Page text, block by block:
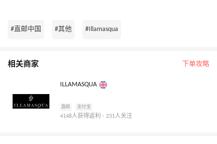
#直邮中国 #其他 #Illamasqua
相关商家 下单攻略
ILLAMASQUA
直邮 支付宝
4148人获得返利 · 231人关注